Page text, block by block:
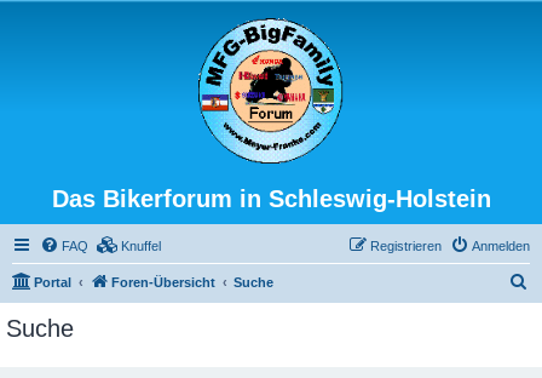
Das Bikerforum in Schleswig-Holstein
FAQ Knuffel Anmelden
Registrieren
Portal Foren-Übersicht Suche
Suche